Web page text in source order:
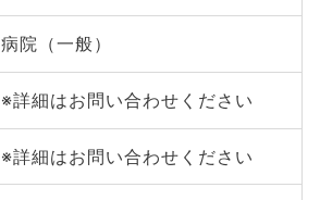
病院（一般）
※詳細はお問い合わせください
※詳細はお問い合わせください